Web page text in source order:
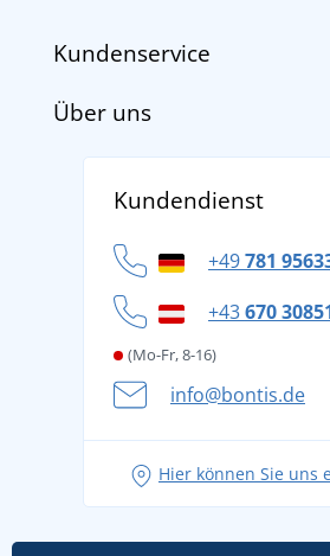
Kundenservice
Impressum
Versand und Zahlung
Datenschutz
Cookie-Richtlinie
Über uns
Für Unternehmen und
Kundendienst
+49781
+43670
(Mo-Fr, 8-16)
info@bontis.de
Hier können Sie uns